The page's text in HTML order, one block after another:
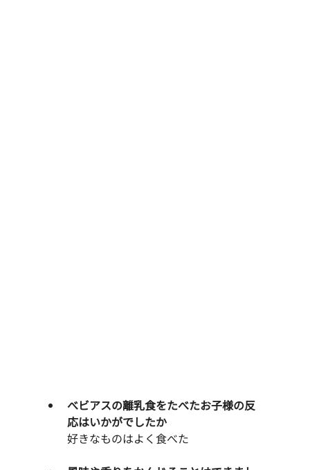
べビアスの離乳食をたべたお子様の反
応はいかがでしたか
好きなものはよく食べた